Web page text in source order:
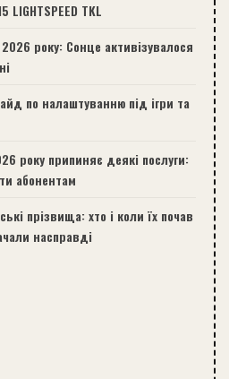
LIGHTSPEED TKL
року: Сонце активізувалося
по налаштуванню під ігри та
року припиняє деякі послуги:
абонентам
прізвища: хто і коли їх почав
насправді